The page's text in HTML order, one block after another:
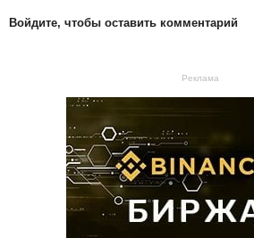
Войдите, чтобы оставить комментарий
Реклама